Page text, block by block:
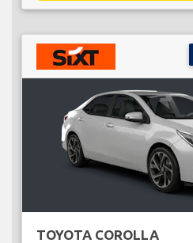
TOYOTA COROLLA